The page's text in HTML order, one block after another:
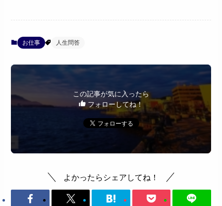
お仕事 人生問答
この記事が気に入ったら
フォローしてね！
よかったらシェアしてね！